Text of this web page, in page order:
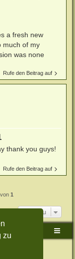
zu
a fresh new
much of my
was none
Rufe den Beitrag auf
thank you guys!
Rufe den Beitrag auf
von 1
Gehe zu